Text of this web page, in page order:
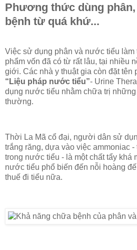
Phương thức dùng
bệnh từ quá khứ...
Việc sử dụng phân và nước tiểu
phẩm vốn đã có từ rất lâu, tại nhiều
giới. Các nhà y thuật gia còn đặt tên
“Liệu pháp nước tiểu”- Urine
dụng nước tiểu nhằm chữa trị
thường.
Thời La Mã cổ đại, người dân sử
trắng răng, dựa vào việc ammoniac
trong nước tiểu - là một chất tẩy khá
nước tiểu phổ biến đến nỗi hoàng
thuế đi tiểu nữa.